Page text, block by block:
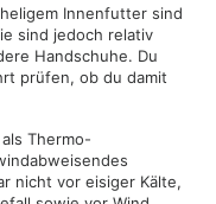
Innenfutter sind
sind jedoch relativ
Handschuhe. Du
prüfen, ob du damit
Thermo-
nicht vor eisiger Kälte,